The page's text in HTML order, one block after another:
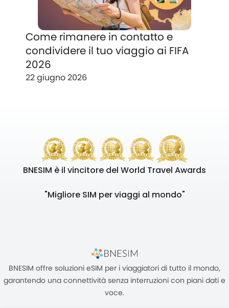
Come rimanere in contatto e
condividere il tuo viaggio ai FIFA
2026
22 giugno 2026
BNESIM è il vincitore del World Travel Awards
"Migliore SIM per viaggi al mondo"
BNESIM offre soluzioni eSIM per i viaggiatori di tutto il mondo,
garantendo una connettività senza interruzioni con piani dati e
voce.